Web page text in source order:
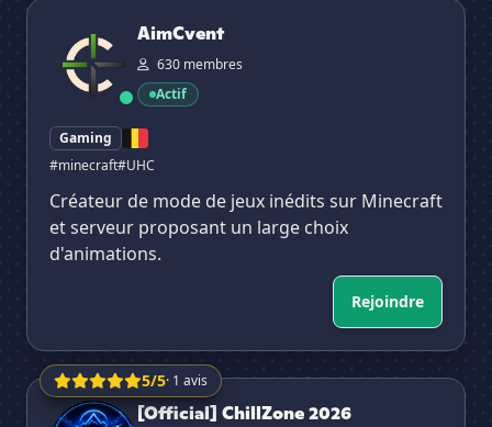
AimCvent
AimCvent
630 membres
Actif
Gaming
#minecraft#UHC
Créateur de mode de jeux inédits sur Minecraft
et serveur proposant un large choix
d'animations.
Rejoindre
5/5· 1 avis
[Official] ChillZone 2026
[Official] ChillZone 2026